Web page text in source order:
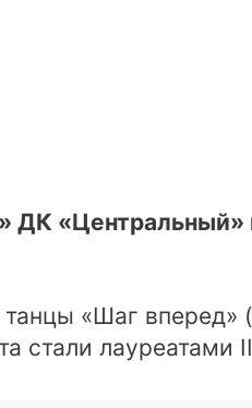
ДК
«Шаг вперед»
стали лауреатами